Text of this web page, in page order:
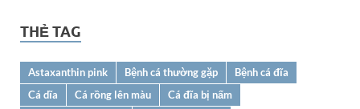
THẺ TAG
Astaxanthin pink Bệnh cá thường gặp
Bệnh cá đĩa
Cá dĩa
Cá rồng lên màu
Cá đĩa bị nấm